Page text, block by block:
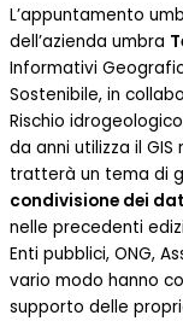
L’appuntamento
dell’azienda umbra
Informativi
Sostenibile, in
Rischio
da anni utilizza il GIS
tratterà un tema di
condivisione dei
nelle precedenti
Enti pubblici, ONG,
vario modo hanno
supporto delle